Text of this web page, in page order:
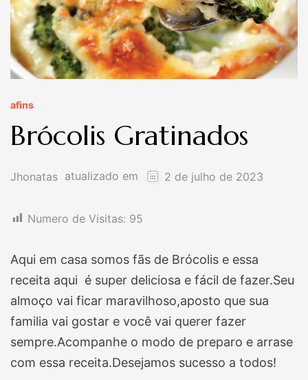
afins
Brócolis Gratinados
Jhonatas atualizado em 2 de julho de 2023
Numero de Visitas: 95
Aqui em casa somos fãs de Brócolis e essa
receita aqui é super deliciosa e fácil de fazer.Seu
almoço vai ficar maravilhoso,aposto que sua
familia vai gostar e você vai querer fazer
sempre.Acompanhe o modo de preparo e arrase
com essa receita.Desejamos sucesso a todos!